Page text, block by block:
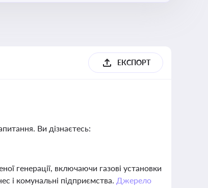
ЕКСПОРТ
Ви дізнаєтесь:
генерації, включаючи газові установки
і комунальні підприємства. Джерело